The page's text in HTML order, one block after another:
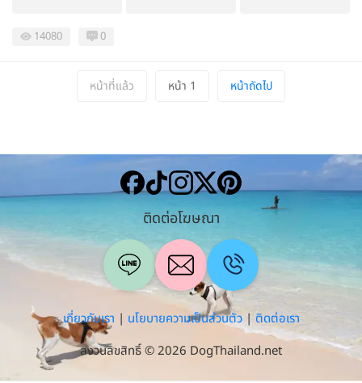
14080 0
หน้าที่แล้ว หน้า 1 หน้าถัดไป
ติดต่อโฆษณา
เกี่ยวกับเรา | นโยบายความเป็นส่วนตัว| ติดต่อเรา
สงวนลิขสิทธิ์ © 2026 DogThailand.net